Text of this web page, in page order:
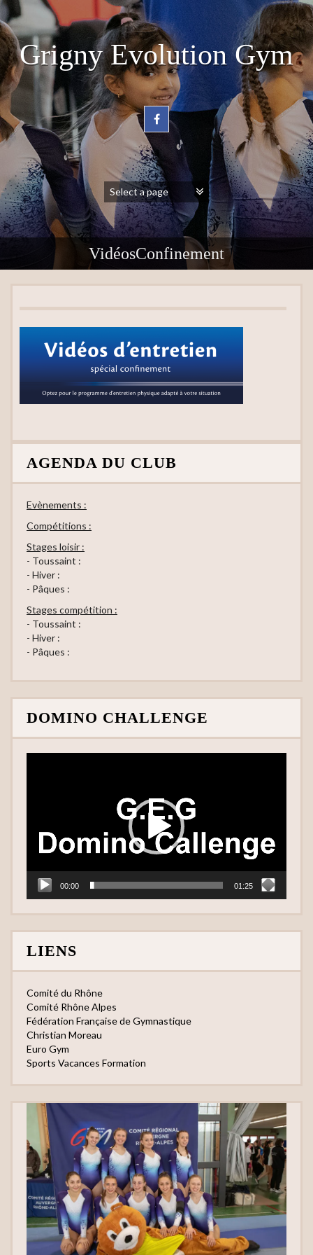
Grigny Evolution Gym
VidéosConfinement
AGENDA DU CLUB
Evènements :
Compétitions :
Stages loisir :
- Toussaint :
- Hiver :
- Pâques :
Stages compétition :
- Toussaint :
- Hiver :
- Pâques :
DOMINO CHALLENGE
00:00 01:25
LIENS
Comité du Rhône
Comité Rhône Alpes
Fédération Française de Gymnastique
Christian Moreau
Euro Gym
Sports Vacances Formation